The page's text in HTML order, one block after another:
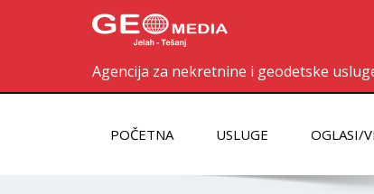
Agencija za nekretnine i geodetske
POČETNA USLUGE OGLASI/